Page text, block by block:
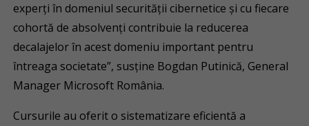
experți în domeniul securității cibernetice și cu fiecare
cohortă de absolvenți contribuie la reducerea
decalajelor în acest domeniu important pentru
întreaga societate”, susține Bogdan Putinică, General
Manager Microsoft România.
Cursurile au oferit o sistematizare eficientă a